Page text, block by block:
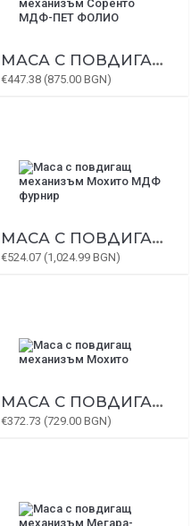
МАСА С ПОВДИГАЩ МЕХАНИЗЪМ СОРЕНТО МДФ-ПЕТ ФОЛИО
€447.38 (875.00 BGN)
МАСА С ПОВДИГАЩ МЕХАНИЗЪМ МОХИТО МДФ ФУРНИР
€524.07 (1,024.99 BGN)
МАСА С ПОВДИГАЩ МЕХАНИЗЪМ МОХИТО
€372.73 (729.00 BGN)